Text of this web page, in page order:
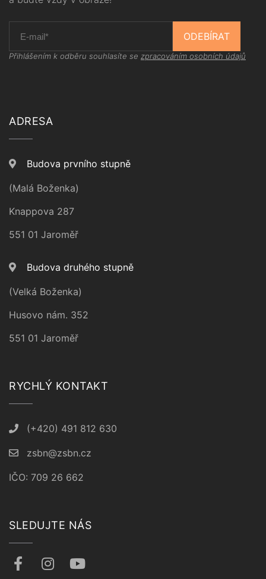
ODEBÍRAT
Přihlášením k odběru souhlasíte se zpracováním osobních údajů
ADRESA
Budova prvního stupně
(Malá Boženka)
Knappova 287
551 01 Jaroměř
Budova druhého stupně
(Velká Boženka)
Husovo nám. 352
551 01 Jaroměř
RYCHLÝ KONTAKT
(+420) 491 812 630
zsbn@zsbn.cz
IČO: 709 26 662
SLEDUJTE NÁS